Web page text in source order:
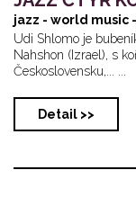
jazz - world music
Udi Shlomo je
Nahshon (Izrael), s
Československu,... ...
Detail >>